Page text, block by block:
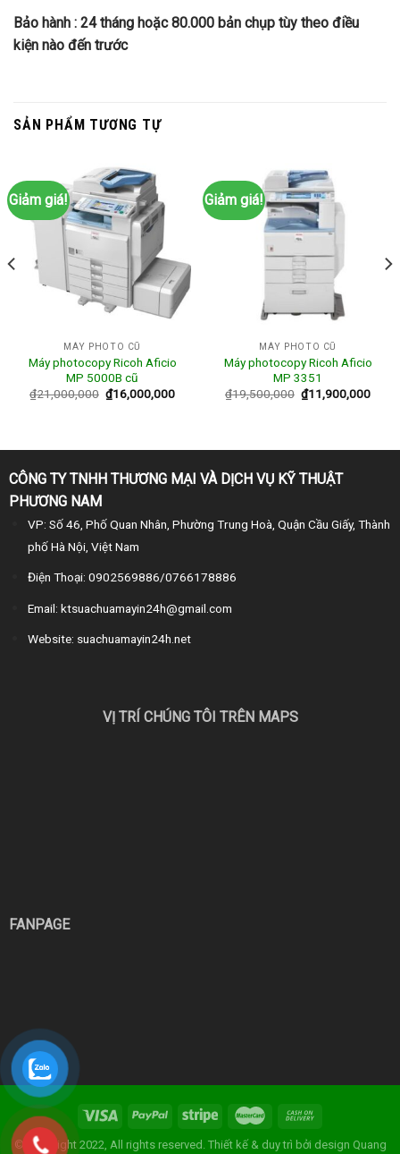
Bảo hành : 24 tháng hoặc 80.000 bản chụp tùy theo điều
kiện nào đến trước
SẢN PHẨM TƯƠNG TỰ
Giảm giá!
MÁY PHOTO CŨ
Máy photocopy Ricoh Aficio
MP 5000B cũ
₫21,000,000 ₫16,000,000
Giảm giá!
MÁY PHOTO CŨ
Máy photocopy Ricoh Aficio
MP 3351
₫19,500,000 ₫11,900,000
CÔNG TY TNHH THƯƠNG MẠI VÀ DỊCH VỤ KỸ THUẬT
PHƯƠNG NAM
VP: Số 46, Phố Quan Nhân, Phường Trung Hoà, Quận Cầu Giấy, Thành
phố Hà Nội, Việt Nam
Điện Thoại: 0902569886/0766178886
Email: ktsuachuamayin24h@gmail.com
Website: suachuamayin24h.net
VỊ TRÍ CHÚNG TÔI TRÊN MAPS
FANPAGE
© Copyright 2022, All rights reserved. Thiết kế & duy trì bởi design Quang